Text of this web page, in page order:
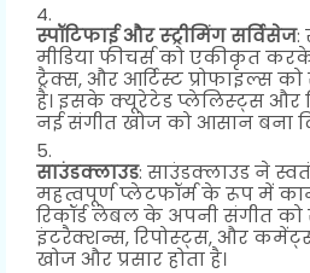
स्पॉटिफाई और स्ट्रीमिंग सर्विसेज:
मीडिया फीचर्स को एकीकृत
ट्रैक्स, और आर्टिस्ट प्रोफाइल्स
है। इसके क्यूरेटेड प्लेलिस्ट्स और
नई संगीत खोज को आसान बना
साउंडक्लाउड: साउंडक्लाउड ने
महत्वपूर्ण प्लेटफॉर्म के रूप में
रिकॉर्ड लेबल के अपनी संगीत
इंटरैक्शन्स, रिपोस्ट्स, और
खोज और प्रसार होता है।